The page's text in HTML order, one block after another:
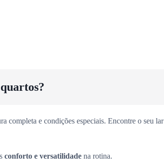
completa e condições especiais. Encontre o seu lar
conforto e versatilidade na rotina.